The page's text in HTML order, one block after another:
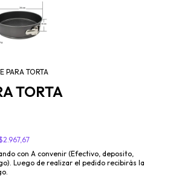
PARA TORTA
TORTA
con A convenir (Efectivo, deposito,
Luego de realizar el pedido recibirás la